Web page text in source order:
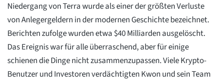
Niedergang von Terra wurde als einer der größten Verluste
von Anlegergeldern in der modernen Geschichte bezeichnet.
Berichten zufolge wurden etwa $40 Milliarden ausgelöscht.
Das Ereignis war für alle überraschend, aber für einige
schienen die Dinge nicht zusammenzupassen. Viele Krypto-
Benutzer und Investoren verdächtigten Kwon und sein Team